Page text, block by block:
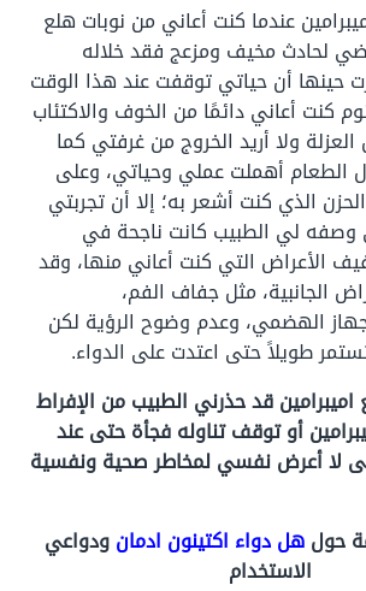
عندما كنت أعاني من نوبات هلع
لحادث مخيف ومزعج فقد خلاله
حينها أن حياتي توقفت عند هذا الوقت
كنت أعاني دائمًا من الخوف والاكتئاب
ولا أريد الخروج من غرفتي كما
الطعام أهملت عملي وحياتي، وعلى
الذي كنت أشعر به؛ إلا أن تجربتي
وصفه لي الطبيب كانت ناجحة في
الأعراض التي كنت أعاني منها، وقد
الجانبية، مثل جفاف الفم،
الهضمي، وعدم وضوح الرؤية لكن
طويلاً حتى اعتدت على الدواء.
اميبرامين قد حذرني الطبيب من الإفراط
أو توقف تناوله فجأة حتى عند
لا أعرض نفسي لمخاطر صحية ونفسية
هل دواء اكتينون ادمانودواعي
الاستخدام